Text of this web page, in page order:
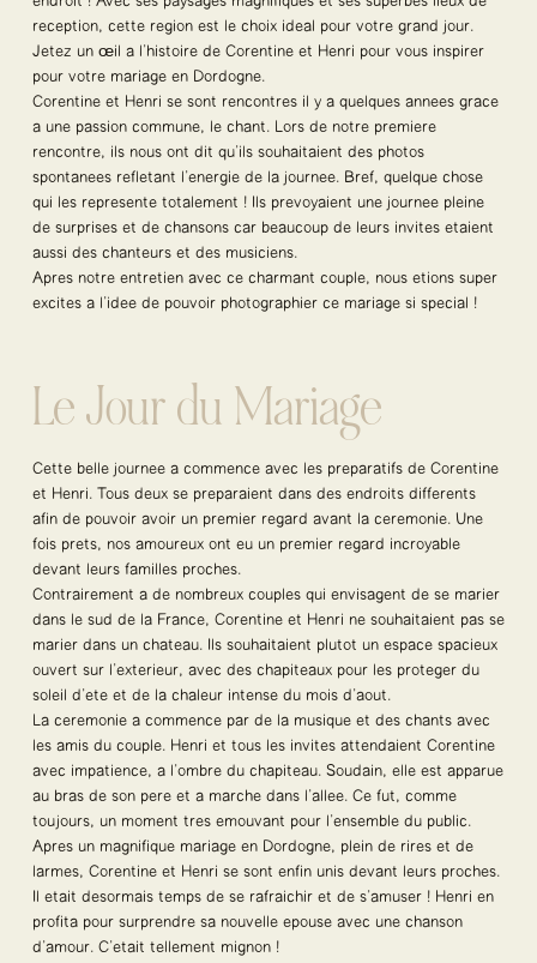
réception, cette région est le choix idéal pour votre grand jour.
Jetez un œil à l’histoire de Corentine et Henri pour vous inspirer
pour votre mariage en Dordogne.
Corentine et Henri se sont rencontrés il y a quelques années grâce
à une passion commune, le chant. Lors de notre première
rencontre, ils nous ont dit qu’ils souhaitaient des photos
spontanées reflétant l’énergie de la journée. Bref, quelque chose
qui les représente totalement ! Ils prévoyaient une journée pleine
de surprises et de chansons car beaucoup de leurs invités étaient
aussi des chanteurs et des musiciens.
Après notre entretien avec ce charmant couple, nous étions super
excités à l’idée de pouvoir photographier ce mariage si spécial !
Le Jour du Mariage
Cette belle journée a commencé avec les préparatifs de Corentine
et Henri. Tous deux se préparaient dans des endroits différents
afin de pouvoir avoir un premier regard avant la cérémonie. Une
fois prêts, nos amoureux ont eu un premier regard incroyable
devant leurs familles proches.
Contrairement à de nombreux couples qui envisagent de se marier
dans le sud de la France, Corentine et Henri ne souhaitaient pas se
marier dans un château. Ils souhaitaient plutôt un espace spacieux
ouvert sur l’extérieur, avec des chapiteaux pour les protéger du
soleil d’été et de la chaleur intense du mois d’août.
La cérémonie a commencé par de la musique et des chants avec
les amis du couple. Henri et tous les invités attendaient Corentine
avec impatience, à l’ombre du chapiteau. Soudain, elle est apparue
au bras de son père et a marché dans l’allée. Ce fut, comme
toujours, un moment très émouvant pour l’ensemble du public.
Après un magnifique mariage en Dordogne, plein de rires et de
larmes, Corentine et Henri se sont enfin unis devant leurs proches.
Il était désormais temps de se rafraîchir et de s’amuser ! Henri en
profita pour surprendre sa nouvelle épouse avec une chanson
d’amour. C’était tellement mignon !